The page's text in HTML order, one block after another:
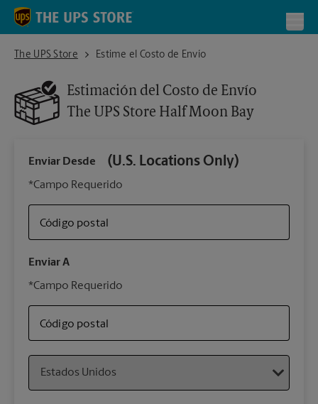
Skip to content
Return to Nav
The UPS Store
The UPS Store Half Moon BayEstime el Costo de Envío
Estimación del Costo de Envío
The UPS Store Half Moon Bay
Enviar Desde (U.S. Locations Only)
*Campo Requerido
Código postal
Enviar A
*Campo Requerido
Código postal